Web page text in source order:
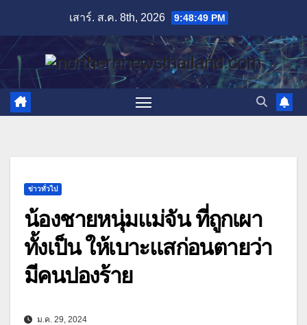
content
เสาร์. ส.ค. 8th, 2026 9:48:50 PM
ข่าวทั่วไป
น้องชายหนุ่มแม่จัน ที่ถูกเผา
ทั้งเป็น ให้เบาะแสก่อนตายว่า
มีคนปองร้าย
ม.ค. 29, 2024